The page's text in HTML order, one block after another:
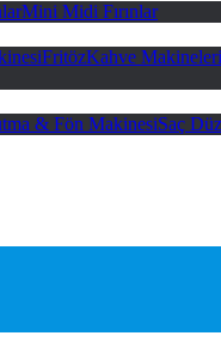
Mini Midi Fırınlar
FritözKahve Makineleri
& Fön MakinesiSaç